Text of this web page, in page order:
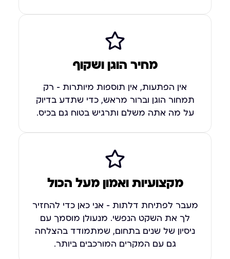
מחיר הוגן ושקוף
אין הפתעות, אין תוספות מיותרות – רק
תמחור הוגן וברור מראש, כדי שתדע בדיוק
על מה אתה משלם ותרגיש בטוח גם בכיס.
מקצועיות ואמון מעל הכול
מעבר לפתיחת דלתות – אני כאן כדי להחזיר
לך את השקט הנפשי. מנעולן מוסמך עם
ניסיון של שנים בתחום, שמתמודד בהצלחה
גם עם המקרים המורכבים ביותר.